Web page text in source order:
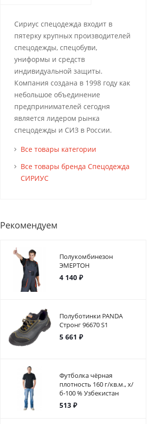
Сириус спецодежда входит в
пятерку крупных производителей
спецодежды, спецобуви,
униформы и средств
индивидуальной защиты.
Компания создана в 1998 году как
небольшое объединение
предпринимателей сегодня
является лидером рынка
спецодежды и СИЗ в России.
Все товары категории
Все товары бренда Спецодежда
СИРИУС
Рекомендуем
Полукомбинезон
ЭМЕРТОН
4 140 ₽
Полуботинки PANDA
Стронг 96670 S1
5 661 ₽
Футболка чёрная
плотность 160 г/кв.м., х/
б-100 % Узбекистан
513 ₽